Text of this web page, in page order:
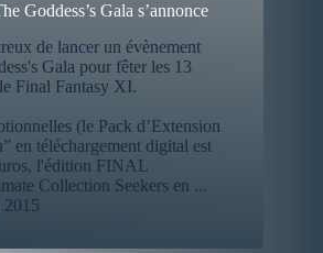
Goddess’s Gala s’annonce
de lancer un évènement
Gala pour fêter les 13
Final Fantasy XI.
(le Pack d’Extension
en téléchargement digital est
l'édition FINAL
Collection Seekers en ...
2015